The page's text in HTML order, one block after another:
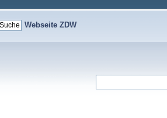
Webseite ZDW